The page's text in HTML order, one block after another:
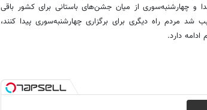
و چهارشنبه‌سوری از میان جشن‌های باستانی برای کشور باقی
معتقد است برخی سختگیری‌های دهه ۶۰ سبب شد مردم راه دیگری برای برگزاری چهارشنبه‌سوری پیدا کنند،
دارد.